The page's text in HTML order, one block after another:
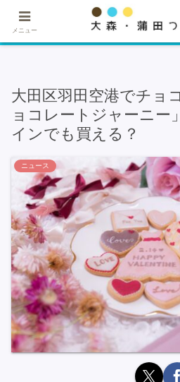
★記事・広告掲載希
大田区羽田空港でチョ
ョコレートジャーニー
インでも買える？
ニュース
メニュー